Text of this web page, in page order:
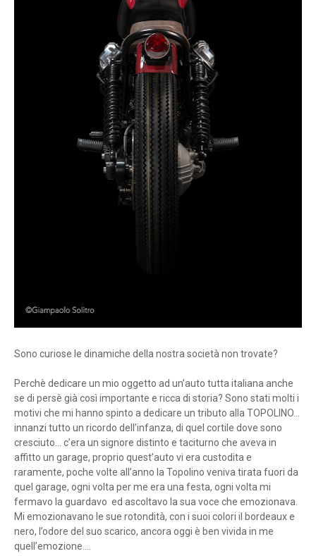
Sono curiose le dinamiche della nostra società non trovate?
Perchè dedicare un mio oggetto ad un’auto tutta italiana anche
se di persè già così importante e ricca di storia? Sono stati molti i
motivi che mi hanno spinto a dedicare un tributo alla TOPOLINO…
innanzi tutto un ricordo dell’infanza, di quel cortile dove sono
cresciuto… c’era un signore distinto e taciturno che aveva in
affitto un garage, proprio quest’auto vi era custodita e
raramente, poche volte all’anno la Topolino veniva tirata fuori da
quel garage, ogni volta per me era una festa, ogni volta mi
fermavo la guardavo ed ascoltavo la sua voce che emozionava.
Mi emozionavano le sue rotondità, con i suoi colori il bordeaux e
nero, l’odore del suo scarico, ancora oggi è ben vivida in me
quell’emozione….